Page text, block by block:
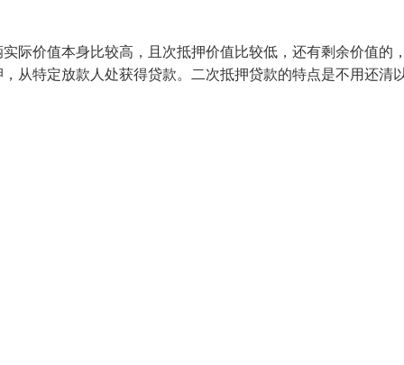
际价值本身比较高，且次抵押价值比较低，还有剩余价值的
从特定放款人处获得贷款。二次抵押贷款的特点是不用还清